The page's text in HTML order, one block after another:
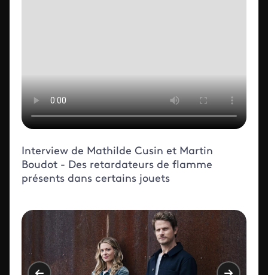
Interview de Mathilde Cusin et Martin
Boudot - Des retardateurs de flamme
présents dans certains jouets